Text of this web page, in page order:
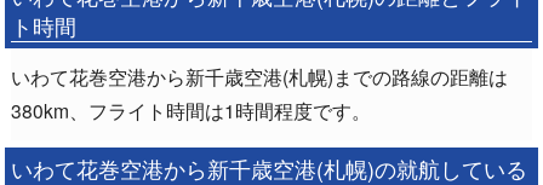
ト時間
いわて花巻空港から新千歳空港(札幌)までの路線の距離は
380km、フライト時間は1時間程度です。
いわて花巻空港から新千歳空港(札幌)の就航している